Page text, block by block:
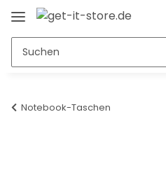
Notebook-Taschen